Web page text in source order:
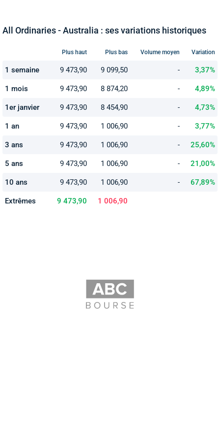
All Ordinaries - Australia : ses variations historiques
Plus haut Plus bas Volume moyen Variation
1 semaine 9 473,90 9 099,50 - 3,37%
1 mois 9 473,90 8 874,20 - 4,89%
1er janvier 9 473,90 8 454,90 - 4,73%
1 an 9 473,90 1 006,90 - 3,77%
3 ans 9 473,90 1 006,90 - 25,60%
5 ans 9 473,90 1 006,90 - 21,00%
10 ans 9 473,90 1 006,90 - 67,89%
Extrêmes 9 473,90 1 006,90